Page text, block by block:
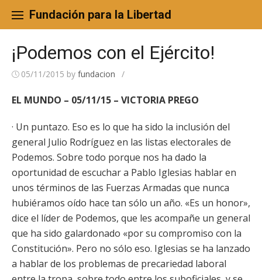
content
Fundación para la Libertad
¡Podemos con el Ejército!
05/11/2015 by fundacion /
EL MUNDO – 05/11/15 – VICTORIA PREGO
· Un puntazo. Eso es lo que ha sido la inclusión del
general Julio Rodríguez en las listas electorales de
Podemos. Sobre todo porque nos ha dado la
oportunidad de escuchar a Pablo Iglesias hablar en
unos términos de las Fuerzas Armadas que nunca
hubiéramos oído hace tan sólo un año. «Es un honor»,
dice el líder de Podemos, que les acompañe un general
que ha sido galardonado «por su compromiso con la
Constitución». Pero no sólo eso. Iglesias se ha lanzado
a hablar de los problemas de precariedad laboral